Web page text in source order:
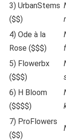
3) UrbanStems
($$)
4) Ode à la
Rose ($$$)
5) Flowerbx
($$$)
6) H Bloom
($$$$)
7) ProFlowers
($$)